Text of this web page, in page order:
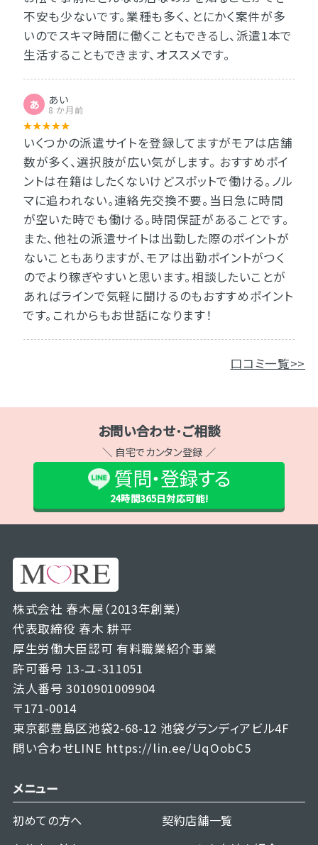
不安も少ないです。業種も多く、とにかく案件が多
いのでスキマ時間に働くこともできるし、派遣1本で
生活することもできます、オススメです。
あ あい
8 か月前
いくつかの派遣サイトを登録してますがモアは店舗
数が多く、選択肢が広い気がします。 おすすめポイ
ントは在籍はしたくないけどスポットで働ける。ノル
マに追われない。連絡先交換不要。当日急に時間
が空いた時でも働ける。時間保証があることです。
また、他社の派遣サイトは出勤した際のポイントが
ないこともありますが、モアは出勤ポイントがつく
のでより稼ぎやすいと思います。相談したいことが
あればラインで気軽に聞けるのもおすすめポイント
です。これからもお世話になります！
口コミ一覧>>
お問い合わせ･ご相談
＼ 自宅でカンタン登録 ／
質問・登録する
24時間365日対応可能!
株式会社 春木屋（2013年創業）
代表取締役 春木 耕平
厚生労働大臣認可 有料職業紹介事業
許可番号 13-ユ-311051
法人番号 3010901009904
〒171-0014
東京都豊島区池袋2-68-12 池袋グランディアビル4F
問い合わせLINE https://lin.ee/UqOobC5
メニュー
初めての方へ
契約店舗一覧